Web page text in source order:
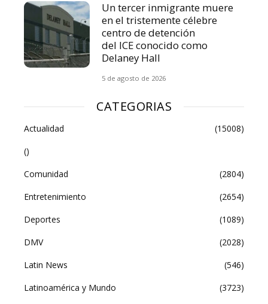
Un tercer inmigrante muere
en el tristemente célebre
centro de detención
del ICE conocido como
Delaney Hall
5 de agosto de 2026
CATEGORIAS
Actualidad
(15008)
()
Comunidad
(2804)
Entretenimiento
(2654)
Deportes
(1089)
DMV
(2028)
Latin News
(546)
Latinoamérica y Mundo
(3723)